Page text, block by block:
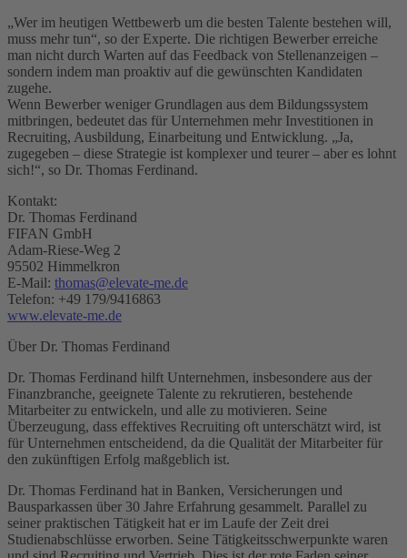
„Wer im heutigen Wettbewerb um die besten Talente bestehen will,
muss mehr tun“, so der Experte. Die richtigen Bewerber erreiche
man nicht durch Warten auf das Feedback von Stellenanzeigen –
sondern indem man proaktiv auf die gewünschten Kandidaten
zugehe.
Wenn Bewerber weniger Grundlagen aus dem Bildungssystem
mitbringen, bedeutet das für Unternehmen mehr Investitionen in
Recruiting, Ausbildung, Einarbeitung und Entwicklung. „Ja,
zugegeben – diese Strategie ist komplexer und teurer – aber es lohnt
sich!“, so Dr. Thomas Ferdinand.
Kontakt:
Dr. Thomas Ferdinand
FIFAN GmbH
Adam-Riese-Weg 2
95502 Himmelkron
E-Mail: thomas@elevate-me.de
Telefon: +49 179/9416863
www.elevate-me.de
Über Dr. Thomas Ferdinand
Dr. Thomas Ferdinand hilft Unternehmen, insbesondere aus der
Finanzbranche, geeignete Talente zu rekrutieren, bestehende
Mitarbeiter zu entwickeln, und alle zu motivieren. Seine
Überzeugung, dass effektives Recruiting oft unterschätzt wird, ist
für Unternehmen entscheidend, da die Qualität der Mitarbeiter für
den zukünftigen Erfolg maßgeblich ist.
Dr. Thomas Ferdinand hat in Banken, Versicherungen und
Bausparkassen über 30 Jahre Erfahrung gesammelt. Parallel zu
seiner praktischen Tätigkeit hat er im Laufe der Zeit drei
Studienabschlüsse erworben. Seine Tätigkeitsschwerpunkte waren